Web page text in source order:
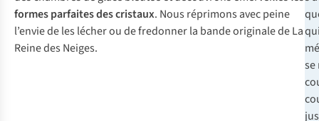
formes parfaites des cristaux. Nous réprimons avec peine
l’envie de les lécher ou de fredonner la bande originale de La
Reine des Neiges.
se